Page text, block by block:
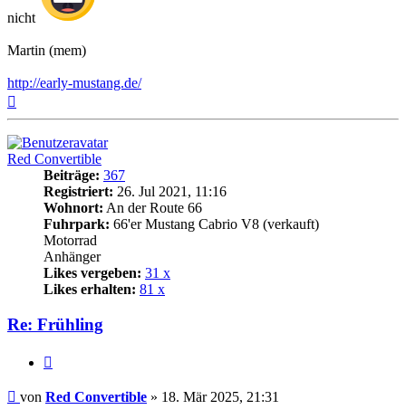
nicht
Martin (mem)
http://early-mustang.de/
oben
Red Convertible
Beiträge: 367
Registriert: 26. Jul 2021, 11:16
Wohnort: An der Route 66
Fuhrpark: 66'er Mustang Cabrio V8 (verkauft)
Motorrad
Anhänger
Likes vergeben: 31 x
Likes erhalten: 81 x
Re: Frühling
Beitrag
von Red Convertible » 18. Mär 2025, 21:31